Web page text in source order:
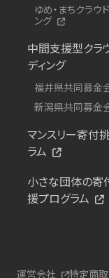
ゆめ・まちクラウ
ング
中間支援型クラ
ディング
福井県共同募金
新潟県共同募金
マンスリー寄付
ラム
小さな団体の寄
援プログラム
運営会社 特定商